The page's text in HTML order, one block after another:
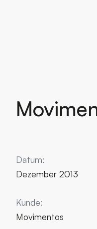
Datum:
Dezember 2013
Kunde:
Movimentos